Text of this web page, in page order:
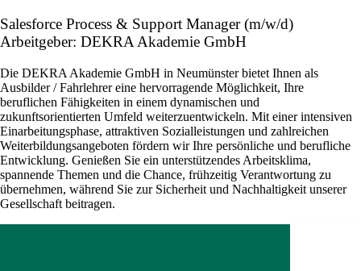
Salesforce Process & Support Manager (m/w/d)
Arbeitgeber: DEKRA Akademie GmbH
Die DEKRA Akademie GmbH in Neumünster bietet Ihnen als
Ausbilder / Fahrlehrer eine hervorragende Möglichkeit, Ihre
beruflichen Fähigkeiten in einem dynamischen und
zukunftsorientierten Umfeld weiterzuentwickeln. Mit einer intensiven
Einarbeitungsphase, attraktiven Sozialleistungen und zahlreichen
Weiterbildungsangeboten fördern wir Ihre persönliche und berufliche
Entwicklung. Genießen Sie ein unterstützendes Arbeitsklima,
spannende Themen und die Chance, frühzeitig Verantwortung zu
übernehmen, während Sie zur Sicherheit und Nachhaltigkeit unserer
Gesellschaft beitragen.